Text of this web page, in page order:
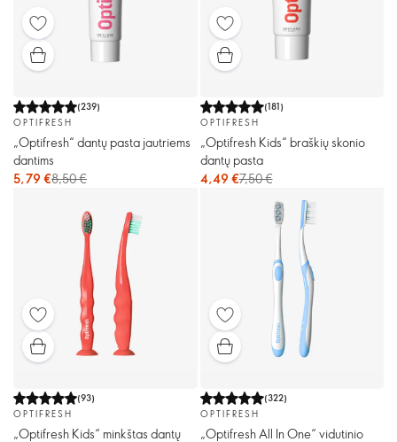
(239)
OPTIFRESH
„Optifresh“ dantų pasta jautriems
dantims
5,79 €8,50 €
(181)
OPTIFRESH
„Optifresh Kids“ braškių skonio
dantų pasta
4,49 €7,50 €
(93)
OPTIFRESH
„Optifresh Kids“ minkštas dantų
(322)
OPTIFRESH
„Optifresh All In One“ vidutinio